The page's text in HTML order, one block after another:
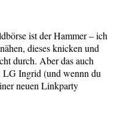
ist der Hammer – ich
dieses knicken und
durch. Aber das auch
LG Ingrid (und wennn du
neuen Linkparty